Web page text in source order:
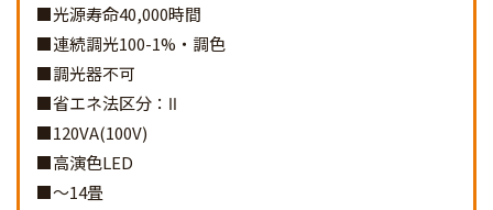
■光源寿命40,000時間
■連続調光100-1%・調色
■調光器不可
■省エネ法区分：Ⅱ
■120VA(100V)
■高演色LED
■～14畳